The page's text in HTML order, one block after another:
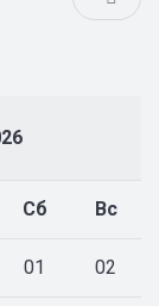
Сб Вс
01 02